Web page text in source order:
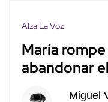
Alza La Voz
María
abandonar
Miguel